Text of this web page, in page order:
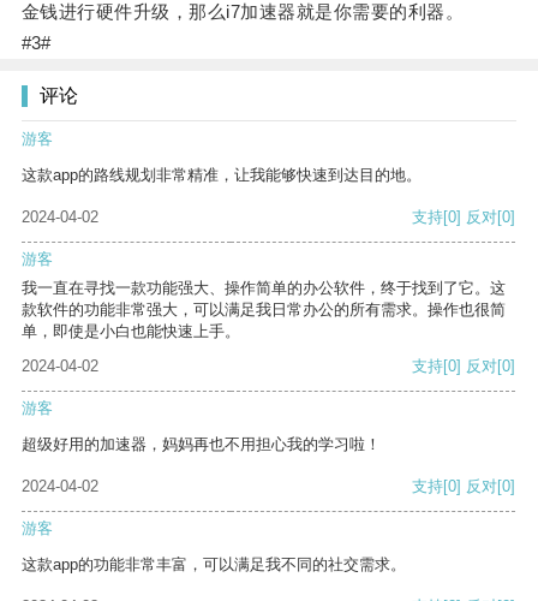
金钱进行硬件升级，那么i7加速器就是你需要的利器。
#3#
评论
游客
这款app的路线规划非常精准，让我能够快速到达目的地。
2024-04-02 支持[0] 反对[0]
游客
我一直在寻找一款功能强大、操作简单的办公软件，终于找到了它。这
款软件的功能非常强大，可以满足我日常办公的所有需求。操作也很简
单，即使是小白也能快速上手。
2024-04-02
支持[0] 反对[0]
游客
超级好用的加速器，妈妈再也不用担心我的学习啦！
2024-04-02 支持[0] 反对[0]
游客
这款app的功能非常丰富，可以满足我不同的社交需求。